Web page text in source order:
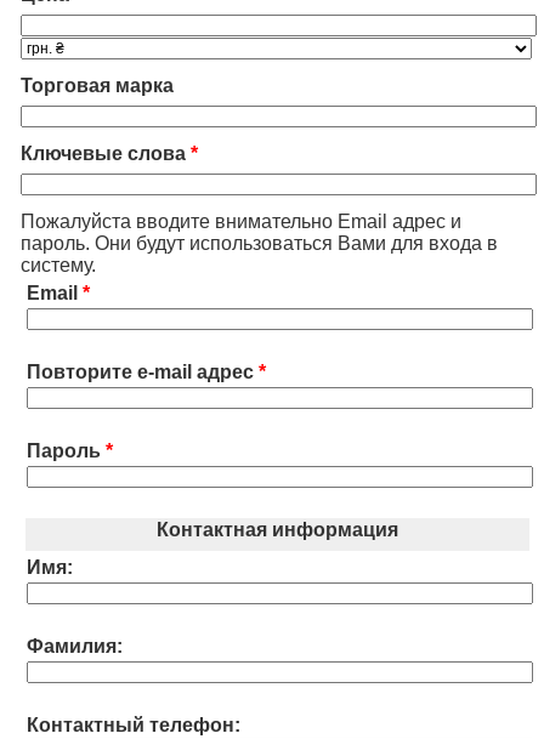
Торговая марка
Ключевые слова *
Пожалуйста вводите внимательно Email адрес и
пароль. Они будут использоваться Вами для входа в
систему.
Email *
Повторите e-mail адрес *
Пароль *
Контактная информация
Имя:
Фамилия:
Контактный телефон: